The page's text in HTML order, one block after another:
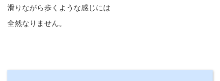
滑りながら歩くような感じには
全然なりません。